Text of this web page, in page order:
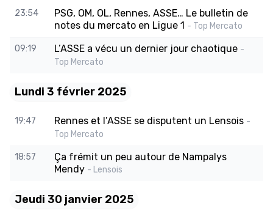
23:54
PSG, OM, OL, Rennes, ASSE… Le bulletin de
notes du mercato en Ligue 1 - Top Mercato
09:19 L’ASSE a vécu un dernier jour chaotique -
Top Mercato
Lundi 3 février 2025
19:47 Rennes et l’ASSE se disputent un Lensois -
Top Mercato
18:57
Ça frémit un peu autour de Nampalys
Mendy - Lensois
Jeudi 30 janvier 2025